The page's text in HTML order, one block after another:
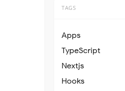
TAGS
Apps
TypeScript
Nextjs
Hooks